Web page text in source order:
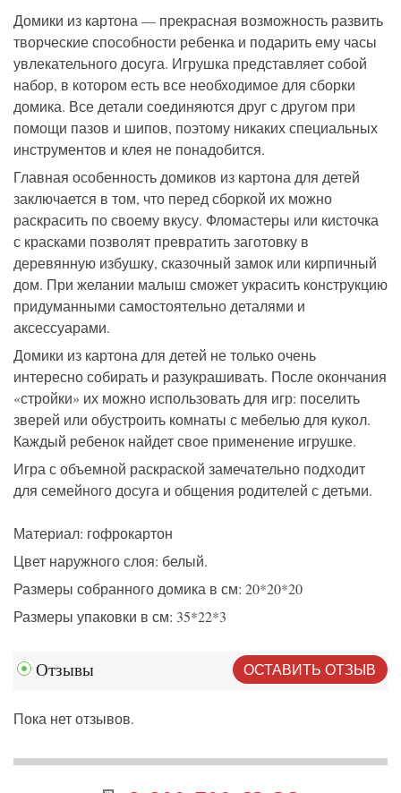
Домики из картона — прекрасная возможность развить
творческие способности ребенка и подарить ему часы
увлекательного досуга. Игрушка представляет собой
набор, в котором есть все необходимое для сборки
домика. Все детали соединяются друг с другом при
помощи пазов и шипов, поэтому никаких специальных
инструментов и клея не понадобится.
Главная особенность домиков из картона для детей
заключается в том, что перед сборкой их можно
раскрасить по своему вкусу. Фломастеры или кисточка
с красками позволят превратить заготовку в
деревянную избушку, сказочный замок или кирпичный
дом. При желании малыш сможет украсить конструкцию
придуманными самостоятельно деталями и
аксессуарами.
Домики из картона для детей не только очень
интересно собирать и разукрашивать. После окончания
«стройки» их можно использовать для игр: поселить
зверей или обустроить комнаты с мебелью для кукол.
Каждый ребенок найдет свое применение игрушке.
Игра с объемной раскраской замечательно подходит
для семейного досуга и общения родителей с детьми.
Материал: гофрокартон
Цвет наружного слоя: белый.
Размеры собранного домика в см: 20*20*20
Размеры упаковки в см: 35*22*3
Отзывы ОСТАВИТЬ ОТЗЫВ
Пока нет отзывов.